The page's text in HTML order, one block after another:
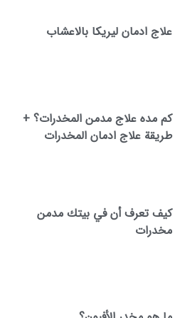
علاج ادمان ليريكا بالاعشاب
كم مده علاج مدمن المخدرات؟ +
طريقة علاج ادمان المخدرات
كيف تعرف أن في بيتك مدمن
مخدرات